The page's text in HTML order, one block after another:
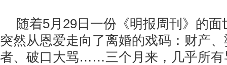
随着5月29日一份《明报周刊》的面
突然从恩爱走向了离婚的戏码：财产
者、破口大骂……三个月来，几乎所有